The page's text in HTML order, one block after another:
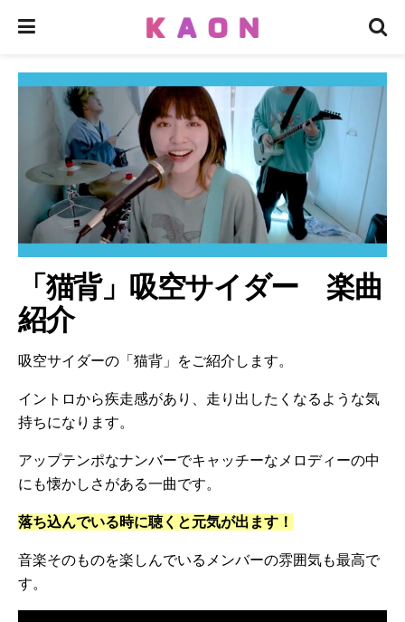
「猫背」吸空サイダー 楽曲
紹介
吸空サイダーの「猫背」をご紹介します。
イントロから疾走感があり、走り出したくなるような気
持ちになります。
アップテンポなナンバーでキャッチーなメロディーの中
にも懐かしさがある一曲です。
落ち込んでいる時に聴くと元気が出ます！
音楽そのものを楽しんでいるメンバーの雰囲気も最高で
す。